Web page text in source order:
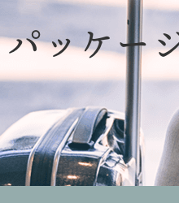
ッケー